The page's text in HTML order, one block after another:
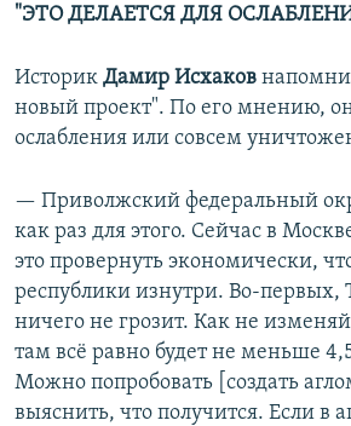
"ЭТО ДЕЛАЕТСЯ ДЛЯ
Историк Дамир Исхаков
новый проект". По его мнению,
ослабления или совсем
— Приволжский федеральный
как раз для этого. Сейчас в
это провернуть экономически,
республики изнутри. Во-первых,
ничего не грозит. Как не
там всё равно будет не меньше
Можно попробовать [создать
выяснить, что получится. Если в